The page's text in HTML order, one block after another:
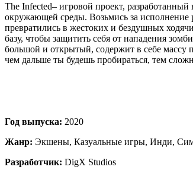
The Infected– игровой проект,
окружающей среды. Возьмись за исполнение
превратились в жестоких и бездушных
базу, чтобы защитить себя от нападения
большой и открытый, содержит в себе массу
чем дальше ты будешь пробираться, тем
Год выпуска: 2020
Жанр: Экшены, Казуальные игры, Инди,
Разработчик: DigX Studios